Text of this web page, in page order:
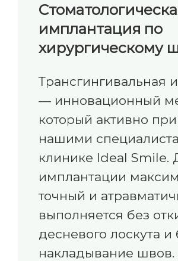
имплантация по
хирургическому
Трансгингивальная
— инновационный
который активно
нашими
клинике Ideal Smile.
имплантации
точный и
выполняется без
десневого лоскута и
накладывание